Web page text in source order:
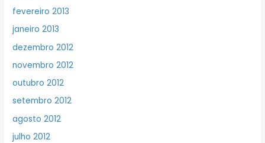
fevereiro 2013
janeiro 2013
dezembro 2012
novembro 2012
outubro 2012
setembro 2012
agosto 2012
julho 2012